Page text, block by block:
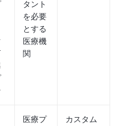
タント
を必要
とする
医療機
関
医療プ
カスタム